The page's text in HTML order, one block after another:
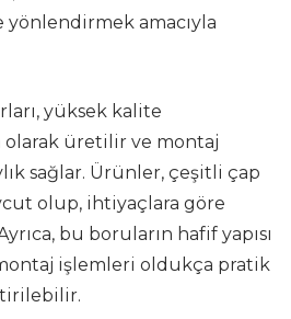
amacıyla
yüksek kalite
olarak üretilir ve montaj
sağlar. Ürünler, çeşitli çap
olup, ihtiyaçlara göre
bu boruların hafif yapısı
işlemleri oldukça pratik